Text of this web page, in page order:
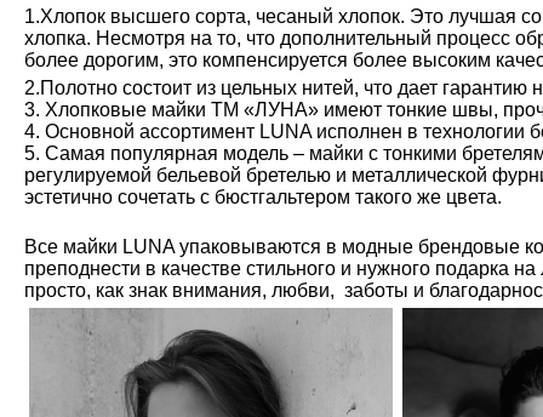
1.Хлопок высшего сорта, чесаный хлопок. Это лучшая
хлопка. Несмотря на то, что дополнительный процесс
более дорогим, это компенсируется более высоким
2.Полотно состоит из цельных нитей, что дает гарантию
3. Хлопковые майки ТМ «ЛУНА» имеют тонкие швы,
4. Основной ассортимент LUNA исполнен в технологии
5. Самая популярная модель – майки с тонкими
регулируемой бельевой бретелью и металлической
эстетично сочетать с бюстгальтером такого же цвета.
Все майки LUNA упаковываются в модные брендовые
преподнести в качестве стильного и нужного подарка
просто, как знак внимания, любви, заботы и